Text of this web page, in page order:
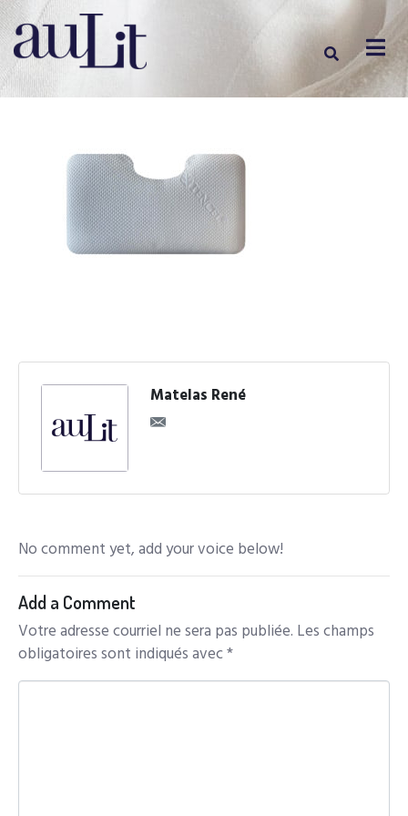
Matelas René
No comment yet, add your voice below!
Add a Comment
Votre adresse courriel ne sera pas publiée. Les champs
obligatoires sont indiqués avec*
C